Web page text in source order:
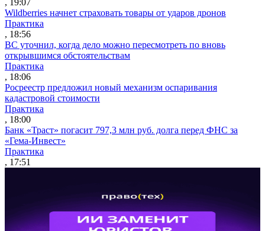
Wildberries начнет страховать товары от ударов дронов
Практика
, 18:56
ВС уточнил, когда дело можно пересмотреть по вновь
открывшимся обстоятельствам
Практика
, 18:06
Росреестр предложил новый механизм оспаривания
кадастровой стоимости
Практика
, 18:00
Банк «Траст» погасит 797,3 млн руб. долга перед ФНС за
«Гема-Инвест»
Практика
, 17:51